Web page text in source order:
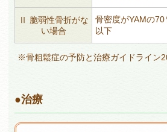
Ⅱ 脆弱性骨折がな
い場合
骨密度がYAMの
以下
※骨粗鬆症の予防と治療ガイドライン
治療